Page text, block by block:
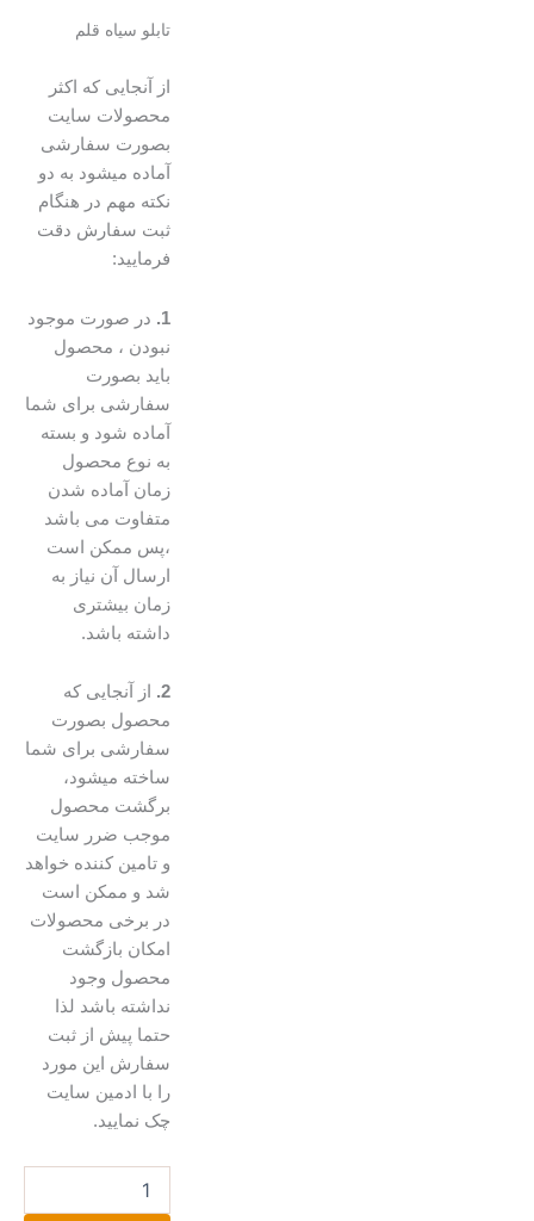
تابلو سیاه قلم
از آنجایی که اکثر
محصولات سایت
بصورت سفارشی
آماده میشود به دو
نکته مهم در هنگام
ثبت سفارش دقت
فرمایید:
در صورت موجود
نبودن ، محصول
باید بصورت
سفارشی برای شما
آماده شود و بسته
به نوع محصول
زمان آماده شدن
متفاوت می باشد
،پس ممکن است
ارسال آن نیاز به
زمان بیشتری
داشته باشد.
از آنجایی که
محصول بصورت
سفارشی برای شما
ساخته میشود،
برگشت محصول
موجب ضرر سایت
و تامین کننده خواهد
شد و ممکن است
در برخی محصولات
امکان بازگشت
محصول وجود
نداشته باشد لذا
حتما پیش از ثبت
سفارش این مورد
را با ادمین سایت
چک نمایید.